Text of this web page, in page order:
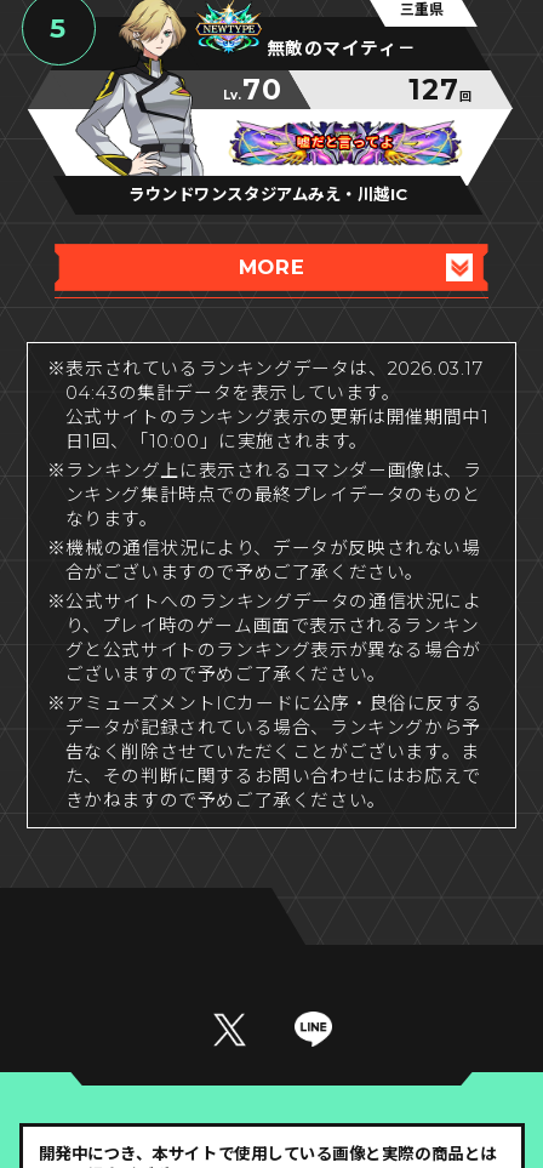
5
三重県
無敵のマイティ－
Lv.70 127 回
嘘だと言ってよ
嘘だと言ってよ
嘘だと言ってよ
ラウンドワンスタジアムみえ・川越IC
MORE
※表示されているランキングデータは、2026.03.17
04:43の集計データを表示しています。
公式サイトのランキング表示の更新は開催期間中1
日1回、「10:00」に実施されます。
※ランキング上に表示されるコマンダー画像は、ラ
ンキング集計時点での最終プレイデータのものと
なります。
※機械の通信状況により、データが反映されない場
合がございますので予めご了承ください。
※公式サイトへのランキングデータの通信状況によ
り、プレイ時のゲーム画面で表示されるランキン
グと公式サイトのランキング表示が異なる場合が
ございますので予めご了承ください。
※アミューズメントICカードに公序・良俗に反する
データが記録されている場合、ランキングから予
告なく削除させていただくことがございます。ま
た、その判断に関するお問い合わせにはお応えで
きかねますので予めご了承ください。
開発中につき、本サイトで使用している画像と実際の商品とは